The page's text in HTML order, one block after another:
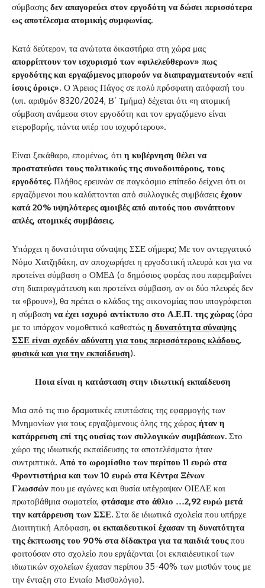
σύμβασης δεν απαγορεύει στον εργοδότη να δώσει περισσότερα
ως αποτέλεσμα ατομικής συμφωνίας.
Κατά δεύτερον, τα ανώτατα δικαστήρια στη χώρα μας
απορρίπτουν τον ισχυρισμό των «φιλελεύθερων» πως
εργοδότης και εργαζόμενος μπορούν να διαπραγματευτούν «επί
ίσοις όροις». Ο Άρειος Πάγος σε πολύ πρόσφατη απόφασή του
(υπ. αριθμόν 8320/2024, Β’ Τμήμα) δέχεται ότι «η ατομική
σύμβαση ανάμεσα στον εργοδότη και τον εργαζόμενο είναι
ετεροβαρής, πάντα υπέρ του ισχυρότερου».
Είναι ξεκάθαρο, επομένως, ότι η κυβέρνηση θέλει να
προστατεύσει τους πολιτικούς της συνοδοιπόρους, τους
εργοδότες. Πλήθος ερευνών σε παγκόσμιο επίπεδο δείχνει ότι οι
εργαζόμενοι που καλύπτονται από συλλογικές συμβάσεις έχουν
κατά 20% υψηλότερες αμοιβές από αυτούς που συνάπτουν
απλές, ατομικές συμβάσεις.
Υπάρχει η δυνατότητα σύναψης ΣΣΕ σήμερα; Με τον αντεργατικό
Νόμο Χατζηδάκη, αν αποχωρήσει η εργοδοτική πλευρά και για να
προτείνει σύμβαση ο ΟΜΕΔ (ο δημόσιος φορέας που παρεμβαίνει
στη διαπραγμάτευση και προτείνει σύμβαση, αν οι δύο πλευρές δεν
τα «βρουν»), θα πρέπει ο κλάδος της οικονομίας που υπογράφεται
η σύμβαση να έχει ισχυρό αντίκτυπο στο Α.Ε.Π. της χώρας(άρα
με το υπάρχον νομοθετικό καθεστώς η δυνατότητα σύναψης
ΣΣΕ είναι σχεδόν αδύνατη για τους περισσότερους κλάδους,
φυσικά και για την εκπαίδευση).
Ποια είναι η κατάσταση στην ιδιωτική εκπαίδευση
Μια από τις πιο δραματικές επιπτώσεις της εφαρμογής των
Μνημονίων για τους εργαζόμενους όλης της χώρας ήταν η
κατάρρευση επί της ουσίας των συλλογικών συμβάσεων. Στο
χώρο της ιδιωτικής εκπαίδευσης τα αποτελέσματα ήταν
συντριπτικά. Από το ωρομίσθιο των περίπου 11 ευρώ στα
Φροντιστήρια και των 10 ευρώ στα Κέντρα Ξένων
Γλωσσών που με αγώνες και θυσία υπέγραψαν ΟΙΕΛΕ και
πρωτοβάθμια σωματεία, φτάσαμε στο άθλιο …2,92 ευρώ μετά
την κατάρρευση των ΣΣΕ. Στα δε ιδιωτικά σχολεία που υπήρχε
Διαιτητική Απόφαση, οι εκπαιδευτικοί έχασαν τη δυνατότητα
της έκπτωσης του 90% στα δίδακτρα για τα παιδιά τουςπου
φοιτούσαν στο σχολείο που εργάζονται (οι εκπαιδευτικοί των
ιδιωτικών σχολείων έχασαν περίπου 35-40% των μισθών τους με
την ένταξη στο Ενιαίο Μισθολόγιο).